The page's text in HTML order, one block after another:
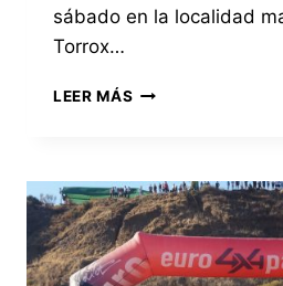
sábado en la localidad
Torrox…
LEER MÁS
COSTA
SE
IMPONE
CON
ROTUNDIDAD